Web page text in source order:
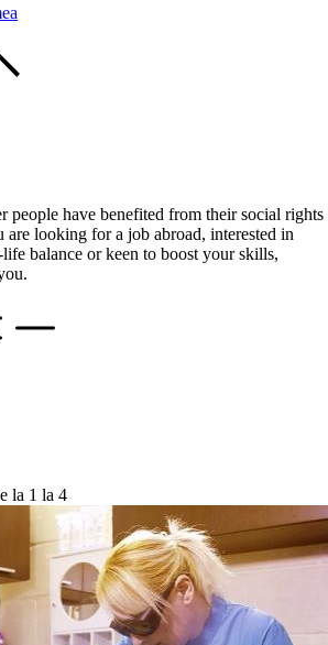
people have benefited from their social rights
looking for a job abroad, interested in
balance or keen to boost your skills,
la 1 la 4